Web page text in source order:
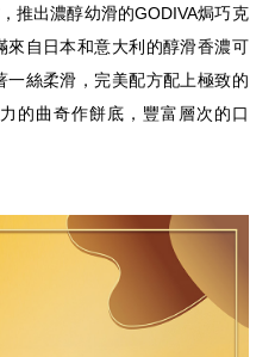
推出濃醇幼滑的GODIVA焗巧克
來自日本和意大利的醇滑香濃可
絲柔滑，完美配方配上極致的
的曲奇作餅底，豐富層次的口